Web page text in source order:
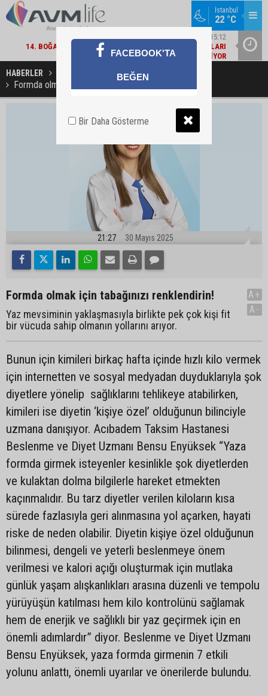
İstanbul
22 °C
KÜLTÜR / SANAT / FESTIVAL / 15:12
14. BOĞAZIÇI FILM FESTIVALI'NDE YARIŞMA BAŞVURULARI
DEVAM EDIYOR
HABERLER
Formda olmak için tabağınızı renklendirin!
21:27 30 Mayıs 2025
Formda olmak için tabağınızı renklendirin!
Yaz mevsiminin yaklaşmasıyla birlikte pek çok kişi fit
bir vücuda sahip olmanın yollarını arıyor.
A+
A-
Bunun için kimileri birkaç hafta içinde hızlı kilo vermek
için internetten ve sosyal medyadan duyduklarıyla şok
diyetlere yönelip sağlıklarını tehlikeye atabilirken,
kimileri ise diyetin ‘kişiye özel’ olduğunun bilinciyle
uzmana danışıyor. Acıbadem Taksim Hastanesi
Beslenme ve Diyet Uzmanı Bensu Enyüksek “Yaza
formda girmek isteyenler kesinlikle şok diyetlerden
ve kulaktan dolma bilgilerle hareket etmekten
kaçınmalıdır. Bu tarz diyetler verilen kiloların kısa
sürede fazlasıyla geri alınmasına yol açarken, hayati
riske de neden olabilir. Diyetin kişiye özel olduğunun
bilinmesi, dengeli ve yeterli beslenmeye önem
verilmesi ve kalori açığı oluşturmak için mutlaka
günlük yaşam alışkanlıkları arasına düzenli ve tempolu
yürüyüşün katılması hem kilo kontrolünü sağlamak
hem de enerjik ve sağlıklı bir yaz geçirmek için en
önemli adımlardır” diyor. Beslenme ve Diyet Uzmanı
Bensu Enyüksek, yaza formda girmenin 7 etkili
yolunu anlattı, önemli uyarılar ve önerilerde bulundu.
FACEBOOK'TA
BEĞEN
Bir Daha Gösterme